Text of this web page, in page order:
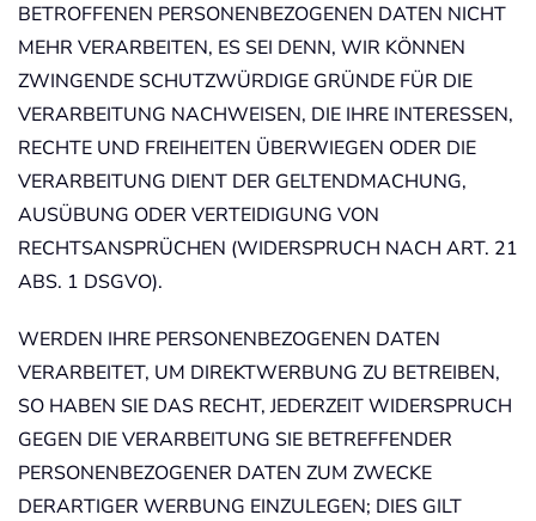
BETROFFENEN PERSONENBEZOGENEN DATEN NICHT
MEHR VERARBEITEN, ES SEI DENN, WIR KÖNNEN
ZWINGENDE SCHUTZWÜRDIGE GRÜNDE FÜR DIE
VERARBEITUNG NACHWEISEN, DIE IHRE INTERESSEN,
RECHTE UND FREIHEITEN ÜBERWIEGEN ODER DIE
VERARBEITUNG DIENT DER GELTENDMACHUNG,
AUSÜBUNG ODER VERTEIDIGUNG VON
RECHTSANSPRÜCHEN (WIDERSPRUCH NACH ART. 21
ABS. 1 DSGVO).
WERDEN IHRE PERSONENBEZOGENEN DATEN
VERARBEITET, UM DIREKTWERBUNG ZU BETREIBEN,
SO HABEN SIE DAS RECHT, JEDERZEIT WIDERSPRUCH
GEGEN DIE VERARBEITUNG SIE BETREFFENDER
PERSONENBEZOGENER DATEN ZUM ZWECKE
DERARTIGER WERBUNG EINZULEGEN; DIES GILT